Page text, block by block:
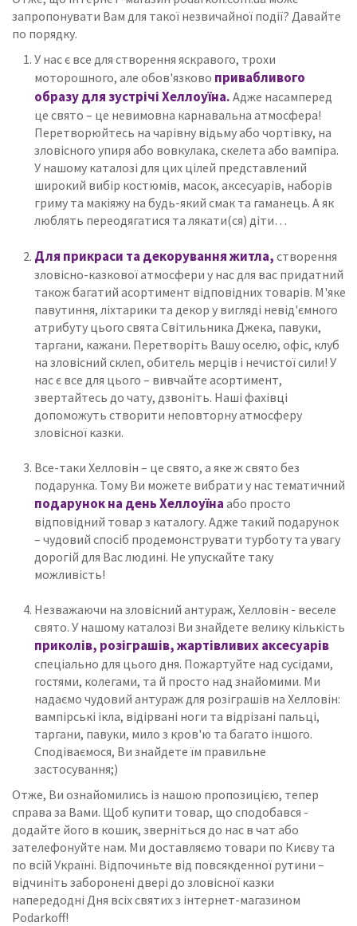
запропонувати Вам для такої незвичайної події? Давайте
по порядку.
У нас є все для створення яскравого, трохи
моторошного, але обов'язково привабливого
образу для зустрічі Хеллоуїна. Адже насамперед
це свято – це невимовна карнавальна атмосфера!
Перетворюйтесь на чарівну відьму або чортівку, на
зловісного упиря або вовкулака, скелета або вампіра.
У нашому каталозі для цих цілей представлений
широкий вибір костюмів, масок, аксесуарів, наборів
гриму та макіяжу на будь-який смак та гаманець. А як
люблять переодягатися та лякати(ся) діти…
Для прикраси та декорування житла, створення
зловісно-казкової атмосфери у нас для вас придатний
також багатий асортимент відповідних товарів. М'яке
павутиння, ліхтарики та декор у вигляді невід'ємного
атрибуту цього свята Світильника Джека, павуки,
таргани, кажани. Перетворіть Вашу оселю, офіс, клуб
на зловісний склеп, обитель мерців і нечистої сили! У
нас є все для цього – вивчайте асортимент,
звертайтесь до чату, дзвоніть. Наші фахівці
допоможуть створити неповторну атмосферу
зловісної казки.
Все-таки Хелловін – це свято, а яке ж свято без
подарунка. Тому Ви можете вибрати у нас тематичний
подарунок на день Хеллоуїна або просто
відповідний товар з каталогу. Адже такий подарунок
– чудовий спосіб продемонструвати турботу та увагу
дорогій для Вас людині. Не упускайте таку
можливість!
Незважаючи на зловісний антураж, Хелловін - веселе
свято. У нашому каталозі Ви знайдете велику кількість
приколів, розіграшів, жартівливих аксесуарів
спеціально для цього дня. Пожартуйте над сусідами,
гостями, колегами, та й просто над знайомими. Ми
надаємо чудовий антураж для розіграшів на Хелловін:
вампірські ікла, відірвані ноги та відрізані пальці,
таргани, павуки, мило з кров'ю та багато іншого.
Сподіваємося, Ви знайдете їм правильне
застосування;)
Отже, Ви ознайомились із нашою пропозицією, тепер
справа за Вами. Щоб купити товар, що сподобався -
додайте його в кошик, зверніться до нас в чат або
зателефонуйте нам. Ми доставляємо товари по Києву та
по всій Україні. Відпочиньте від повсякденної рутини –
відчиніть заборонені двері до зловісної казки
напередодні Дня всіх святих з інтернет-магазином
Podarkoff!